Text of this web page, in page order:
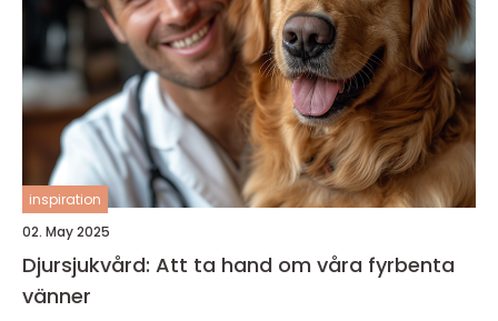
inspiration
02. May 2025
Djursjukvård: Att ta hand om våra fyrbenta
vänner